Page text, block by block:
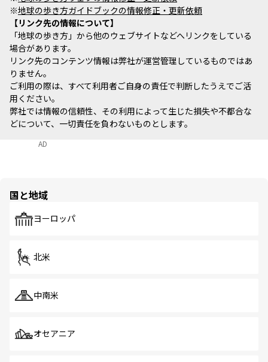
※地球の歩き方ガイドブックの情報修正・更新依頼
リンク先の情報について
「地球の歩き方」から他のウェブサイトなどへリンクをしている
場合があります。
リンク先のコンテンツ情報は弊社が運営管理しているものではあ
りません。
ご利用の際は、すべて利用者ご自身の責任で判断したうえでご活
用ください。
弊社では情報の信頼性、その利用によって生じた損失や不都合な
どについて、一切責任を負わないものとします。
AD
国と地域
ヨーロッパ
北米
中南米
オセアニア